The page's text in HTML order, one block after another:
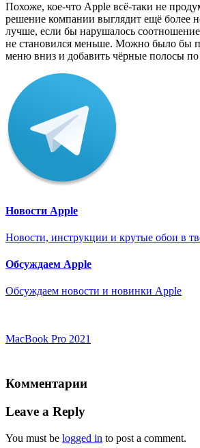
Похоже, кое-что Apple всё-таки не
решение компании выглядит ещё
лучше, если бы нарушалось
не становился меньше. Можно было бы
меню вниз и добавить чёрные полосы по
Новости Apple
Новости, инструкции и крутые обои в
Обсуждаем Apple
Обсуждаем новости и новинки Apple
MacBook Pro 2021
Комментарии
Leave a Reply
You must be logged in to post a comment.